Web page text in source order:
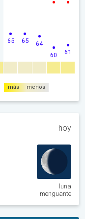
65 65 64
60 61
más menos
hoy
luna
menguante